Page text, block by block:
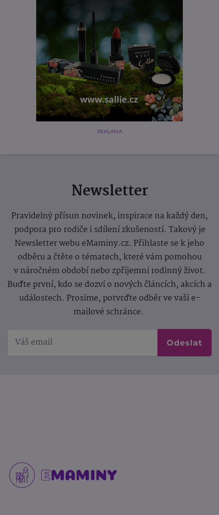
REKLAMA
Newsletter
Pravidelný přísun novinek, inspirace na každý den,
podpora pro rodiče i sdílení zkušeností. Takový je
Newsletter webu eMaminy.cz. Přihlaste se k jeho
odběru a čtěte o tématech, které vám pomohou
v náročném období nebo zpříjemní rodinný život.
Buďte první, kdo se dozví o nových článcích, akcích a
událostech. Prosíme, potvrďte odběr ve vaší e-
mailové schránce.
Odeslat